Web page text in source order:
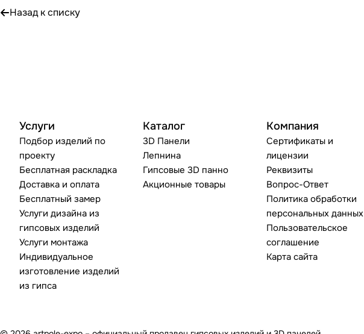
Назад к списку
Услуги
Подбор изделий по
проекту
Бесплатная раскладка
Доставка и оплата
Бесплатный замер
Услуги дизайна из
гипсовых изделий
Услуги монтажа
Индивидуальное
изготовление изделий
из гипса
Каталог
3D Панели
Лепнина
Гипсовые 3D панно
Акционные товары
Компания
Сертификаты и
лицензии
Реквизиты
Вопрос-Ответ
Политика обработки
персональных данных
Пользовательское
соглашение
Карта сайта